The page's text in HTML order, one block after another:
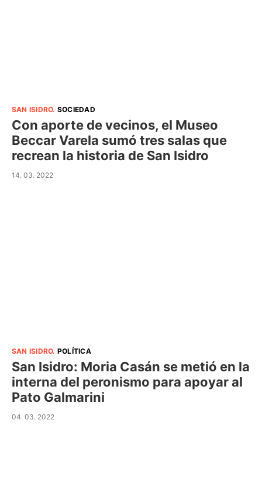
SAN ISIDRO. SOCIEDAD
Con aporte de vecinos, el Museo
Beccar Varela sumó tres salas que
recrean la historia de San Isidro
14. 03. 2022
SAN ISIDRO. POLÍTICA
San Isidro: Moria Casán se metió en la
interna del peronismo para apoyar al
Pato Galmarini
04. 03. 2022